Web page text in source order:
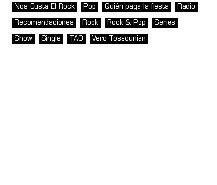
Nos Gusta El Rock Pop Quién paga la fiesta Radio
Recomendaciones Rock Rock & Pop Series
Show Single TAO Vero Tossounian